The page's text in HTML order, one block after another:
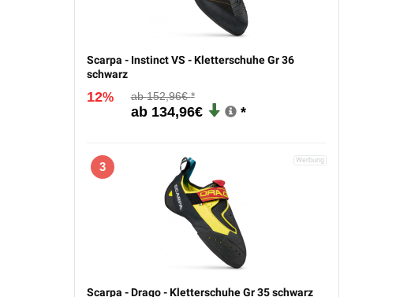
Scarpa - Instinct VS - Kletterschuhe Gr 36
schwarz
12% 152,96€
134,96€
3
Scarpa - Drago - Kletterschuhe Gr 35 schwarz